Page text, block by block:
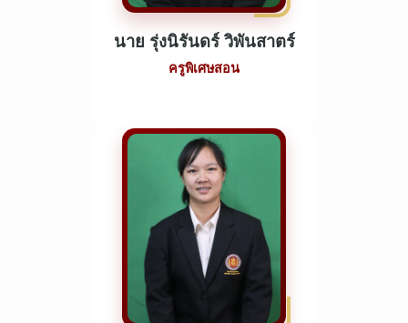
นาย รุ่งนิรันดร์ วิพันสาตร์
ครูพิเศษสอน